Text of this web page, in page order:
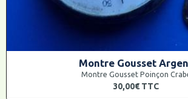
Montre Gousset
Montre Gousset Poinçon
30,00€ TTC